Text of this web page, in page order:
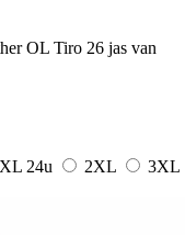
OL Tiro 26 jas van
XL 24u 2XL
3XL